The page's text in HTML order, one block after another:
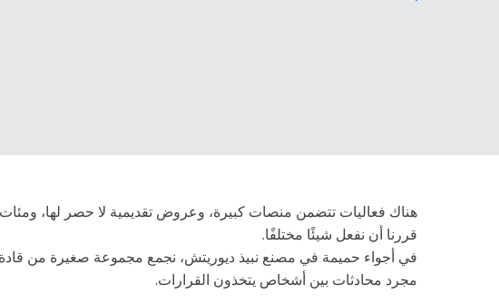
هناك فعاليات تتضمن منصات كبيرة، وعروض تقديمية لا حصر لها،
قررنا أن نفعل شيئًا مختلفًا.
في أجواء حميمة في مصنع نبيذ ديوريتش، نجمع مجموعة صغيرة من
مجرد محادثات بين أشخاص يتخذون القرارات.